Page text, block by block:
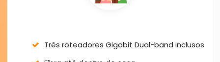
Três roteadores Gigabit Dual-band inclusos